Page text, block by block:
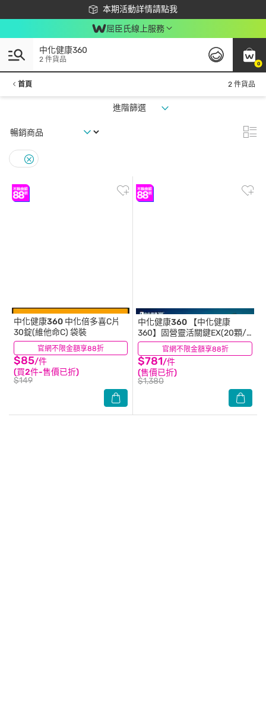
本期活動詳情請點我
下載app最高回饋$350
屈臣氏線上服務
0
中化健康360
2 件貨品
首頁 2 件貨品
進階篩選
官網不限金額享88折
中化健康360 中化倍多喜C片
30錠(維他命C) 袋裝
$85/件
(買2件-售價已折)
$149
(0) 官網不限金額享88折
中化健康360 【中化健康
360】固營靈活關鍵EX(20顆/
盒)
$781/件
(售價已折)
$1,380
(0)